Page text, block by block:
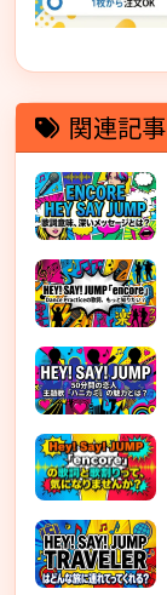
関連記事